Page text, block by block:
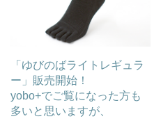
「ゆびのばライトレギュラ
ー」販売開始！
yobo+でご覧になった方も
多いと思いますが、